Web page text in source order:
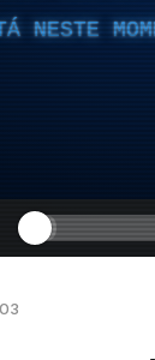
NESTE